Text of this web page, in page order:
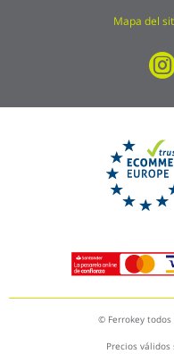
Mapa del
© Ferrokey todos
Precios